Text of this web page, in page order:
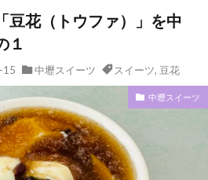
豆花（トウファ）」を中
１
15 中壢スイーツ スイーツ, 豆花
中壢スイーツ
マッサージ
豆花
光工場
ム料理
タイ料理
日本食
ドリンクスタンド
お土産 眷村
セス
コインロッカー